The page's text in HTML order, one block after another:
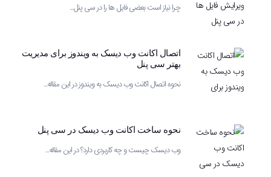
چرا نیاز است بعضی فایل ها را در سی پنل...
اتصال اکانت وب دیسک به ویندوز برای مدیریت
بهتر سی پنل
نحوه اتصال اکانت وب دیسک به ویندوز در این مقاله...
نحوه ساخت اکانت وب دیسک در سی پنل
وب دیسک چیست و چه کاربردی دارد؟ در این مقاله...